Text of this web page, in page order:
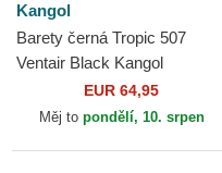
Kangol
Barety černá Tropic 507
Ventair Black Kangol
EUR 64,95
Měj to pondělí, 10. srpen